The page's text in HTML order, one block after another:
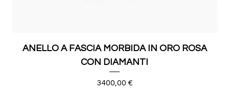
ANELLO A FASCIA MORBIDA IN ORO ROSA
CON DIAMANTI
Prezzo
3400,00 €